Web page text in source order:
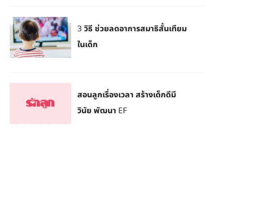
3 วิธี ช่วยลดอาการสมาธิสั้นเทียม
ในเด็ก
สอนลูกเรื่องเวลา สร้างเด็กดีมี
วินัย พัฒนา EF